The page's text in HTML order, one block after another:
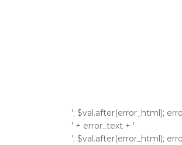
'; $val.after(error_html);
' + error_text + '
'; $val.after(error_html);